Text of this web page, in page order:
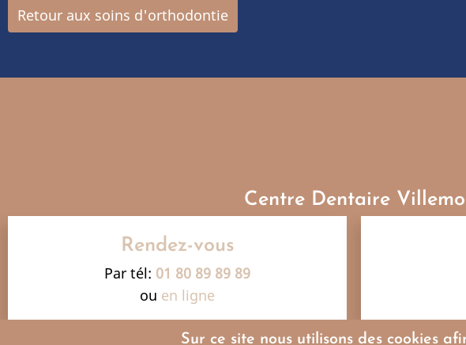
Retour aux soins d'orthodontie
Centre Dentaire
Rendez-vous
Par tél: 01 80 89 89 89
ou en ligne
Sur ce site nous utilisons des cookies